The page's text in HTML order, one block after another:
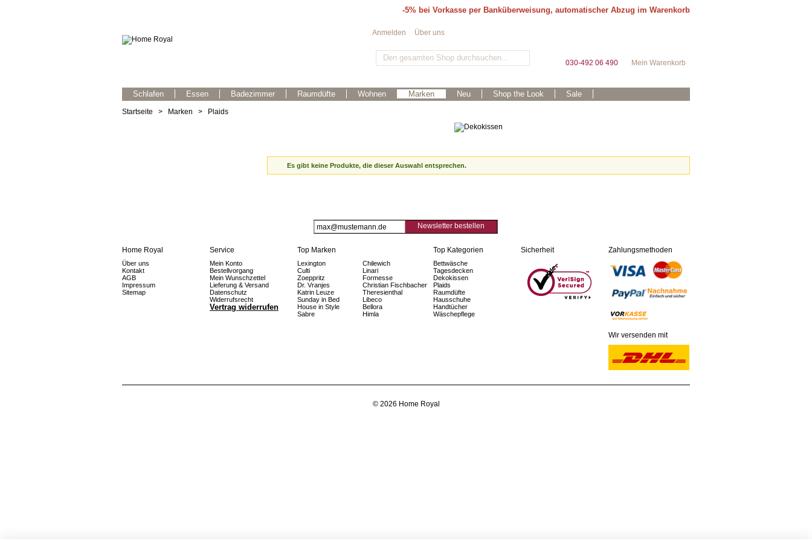
-5% bei Vorkasse per Banküberweisung, automatischer Abzug im Warenkorb
Mein Warenkorb
030-492 06 490
Schlafen Essen Badezimmer Raumdüfte Wohnen Marken Neu Shop the Look Sale
Anmelden Über uns
Startseite > Marken > Plaids
Es gibt keine Produkte, die dieser Auswahl entsprechen.
Newsletter bestellen
Home Royal
Über uns
Kontakt
AGB
Impressum
Sitemap
Service
Mein Konto
Bestellvorgang
Mein Wunschzettel
Lieferung & Versand
Datenschutz
Widerrufsrecht
Vertrag widerrufen
Top Marken
Lexington
Chilewich
Culti
Linari
Zoeppritz
Formesse
Dr. Vranjes
Christian Fischbacher
Katrin Leuze
Theresienthal
Sunday in Bed
Libeco
House in Style
Bellora
Sabre
Himla
Top Kategorien
Bettwäsche
Tagesdecken
Dekokissen
Plaids
Raumdüfte
Hausschuhe
Handtücher
Wäschepflege
Sicherheit Zahlungsmethoden
Wir versenden mit
© 2026 Home Royal